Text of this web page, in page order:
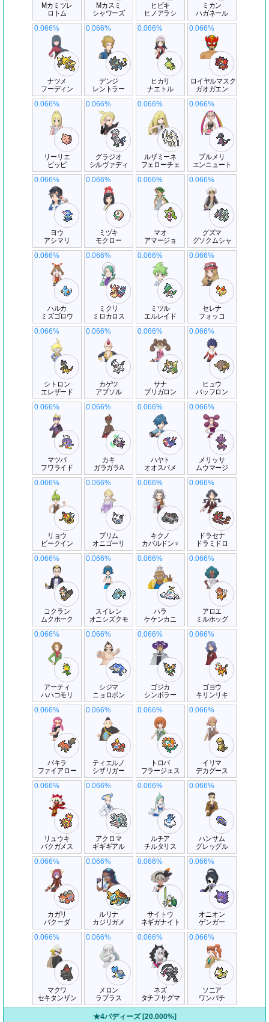
Mカミツレ
ロトム
Mカスミ
シャワーズ
ヒビキ
ヒノアラシ
ミカン
ハガネール
ナツメ
フーディン
0.066%
デンジ
レントラー
0.066%
ヒカリ
ナエトル
0.066%
ロイヤルマスク
ガオガエン
0.066%
リーリエ
ピッピ
0.066%
グラジオ
シルヴァディ
0.066%
ルザミーネ
フェローチェ
0.066%
プルメリ
エンニュート
0.066%
ヨウ
アシマリ
0.066%
ミヅキ
モクロー
0.066%
マオ
アマージョ
0.066%
グズマ
グソクムシャ
0.066%
ハルカ
ミズゴロウ
0.066%
ミクリ
ミロカロス
0.066%
ミツル
エルレイド
0.066%
セレナ
フォッコ
0.066%
シトロン
エレザード
0.066%
カゲツ
アブソル
0.066%
サナ
ブリガロン
0.066%
ヒュウ
バッフロン
0.066%
マツバ
フワライド
0.066%
カキ
ガラガラA
0.066%
ハヤト
オオスバメ
0.066%
メリッサ
ムウマージ
0.066%
リョウ
ビークイン
0.066%
プリム
オニゴーリ
0.066%
キクノ
カバルドン♀
0.066%
ドラセナ
ドラミドロ
0.066%
コクラン
ムクホーク
0.066%
スイレン
オニシズクモ
0.066%
ハラ
ケケンカニ
0.066%
アロエ
ミルホッグ
0.066%
アーティ
ハハコモリ
0.066%
シジマ
ニョロボン
0.066%
ゴジカ
シンボラー
0.066%
ゴヨウ
キリンリキ
0.066%
パキラ
ファイアロー
0.066%
ティエルノ
シザリガー
0.066%
トロバ
フラージェス
0.066%
イリマ
デカグース
0.066%
リュウキ
バクガメス
0.066%
アクロマ
ギギギアル
0.066%
ルチア
チルタリス
0.066%
ハンサム
グレッグル
0.066%
カガリ
バクーダ
0.066%
ルリナ
カジリガメ
0.066%
サイトウ
ネギガナイト
0.066%
オニオン
ゲンガー
0.066%
マクワ
セキタンザン
0.066%
メロン
ラプラス
0.066%
ネズ
タチフサグマ
0.066%
ソニア
ワンパチ
0.066%
★4バディーズ [20.000%]